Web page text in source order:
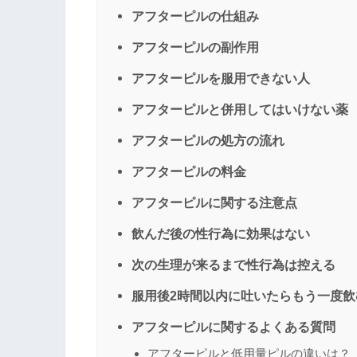
アフターピルの仕組み
アフターピルの副作用
アフターピルを服用できない人
アフターピルと併用してはいけない薬
アフターピルの処方の流れ
アフターピルの料金
アフターピルに関する注意点
飲んだ後の性行為に効果はない
次の生理が来るまで性行為は控える
服用後2時間以内に吐いたらもう一度
アフターピルに関するよくある質問
アフターピルと低用量ピルの違いは？